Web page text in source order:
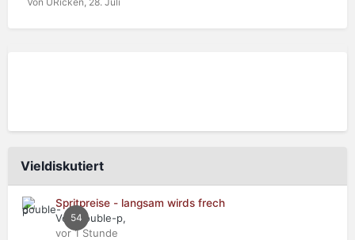
Vieldiskutiert
54
Spritpreise - langsam wirds frech
Von double-p,
vor 1 Stunde